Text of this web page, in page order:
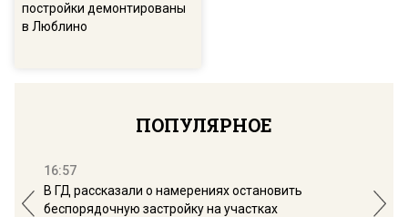
постройки демонтированы
в Люблино
ПОПУЛЯРНОЕ
16:57
В ГД рассказали о намерениях остановить
беспорядочную застройку на участках